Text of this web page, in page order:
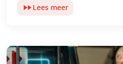
Lees meer